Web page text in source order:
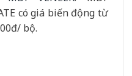
có giá biến động từ
bộ.